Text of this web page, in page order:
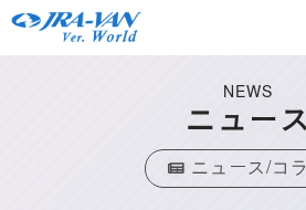
NEWS
ニュース
ニュース/コ